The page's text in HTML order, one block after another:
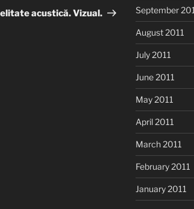
Post
acustică. Vizual. September
August 2011
July 2011
June 2011
May 2011
April 2011
March 2011
February 2011
January 2011